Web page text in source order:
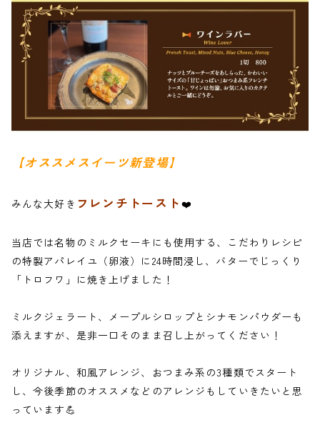
【オススメスイーツ新登場】
みんな大好き フレンチトースト ❤️
当店では名物のミルクセーキにも使用する、こだわりレシピ
の特製アパレイユ（卵液）に24時間浸し、バターでじっくり
「トロフワ」に焼き上げました！
ミルクジェラート、メープルシロップとシナモンパウダーも
添えますが、是非一口そのまま召し上がってください！
オリジナル、和風アレンジ、おつまみ系の3種類でスタート
し、今後季節のオススメなどのアレンジもしていきたいと思
っています💪